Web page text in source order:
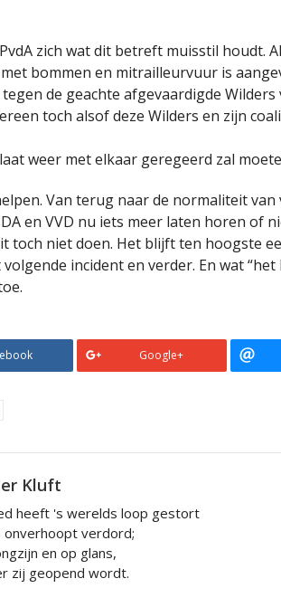
zich wat dit betreft muisstil houdt.
bommen en mitrailleurvuur is
de geachte afgevaardigde Wilders
toch alsof deze Wilders en zijn
weer met elkaar geregeerd zal
Van terug naar de normaliteit
en VVD nu iets meer laten horen of
toch niet doen. Het blijft ten hoogste
incident en verder. En wat
Google+
Kluft
heeft 's werelds loop gestort
onverhoopt verdord;
en op glans,
zij geopend wordt.